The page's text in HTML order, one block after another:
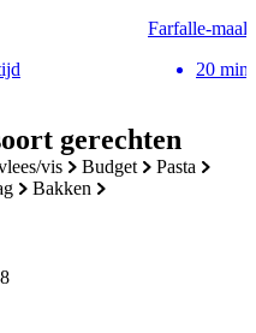
gerechten
vis budget
pasta
bakken
Farfalle-
20 min